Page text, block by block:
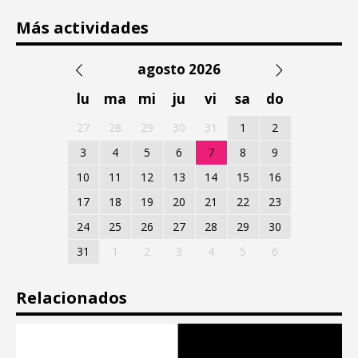
Más actividades
agosto 2026
lu
ma mi ju vi sa do
27 28 29 30 31 1
2
3
4 5 6 7 8
9
10
11 12 13 14 15
16
17
18 19 20 21 22
23
24
25 26 27 28 29
30
31
1 2 3 4 5 6
Relacionados